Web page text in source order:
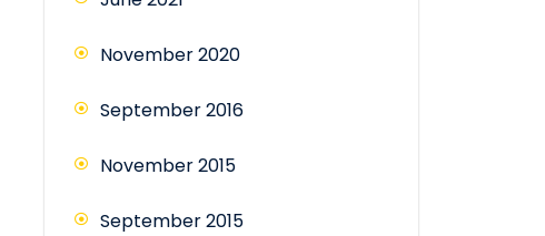
November 2020
September 2016
November 2015
September 2015